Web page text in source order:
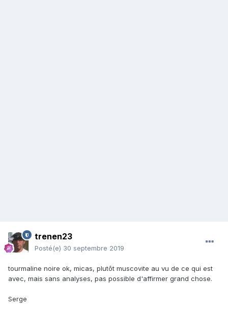
trenen23
Posté(e) 30 septembre 2019
tourmaline noire ok, micas, plutôt muscovite au vu de ce qui est
avec, mais sans analyses, pas possible d'affirmer grand chose.
Serge